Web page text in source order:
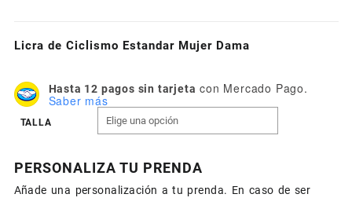
Licra de Ciclismo Estandar Mujer Dama
Hasta 12 pagos sin tarjeta con Mercado Pago.
Saber más
TALLA
PERSONALIZA TU PRENDA
Añade una personalización a tu prenda. En caso de ser